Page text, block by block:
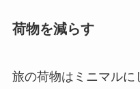
荷物を減らす
旅の荷物はミニマル